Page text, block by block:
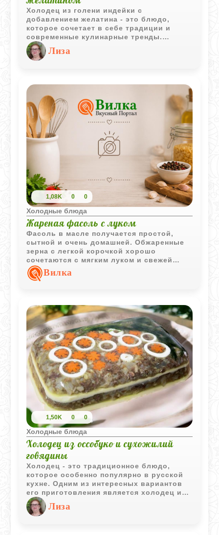
Холодец из голени индейки с
добавлением желатина - это блюдо,
которое сочетает в себе традиции и
современные кулинарные тренды.
Использование желатина позволяет
сократить время приготовления,
сохраняя при этом классический вкус и
Лиза
1,08K 0 0
Холодные блюда
Жареная фасоль с луком
Фасоль в масле получается простой,
сытной и очень домашней. Обжаренные
зерна с легкой корочкой хорошо
сочетаются с мягким луком и свежей
зеленью, а блюдо вкусно как теплым, так
и охлажденным.
Вилка
1,50K 0 0
Холодные блюда
Холодец из оссобуко и сухожилий
говядины
Холодец - это традиционное блюдо,
которое особенно популярно в русской
кухне. Одним из интересных вариантов
его приготовления является холодец из
оссобуко, а также сухожилий говядины.
Этот деликатес обладает насыщенным
вкусом и плотной текстурой, что делает
Лиза